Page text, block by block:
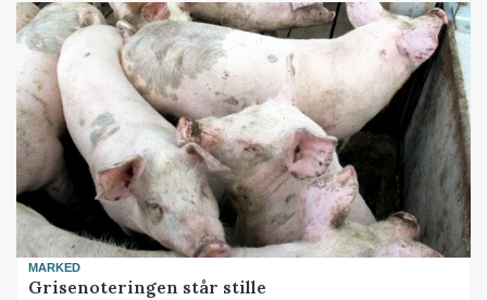
MARKED
Grisenoteringen står stille